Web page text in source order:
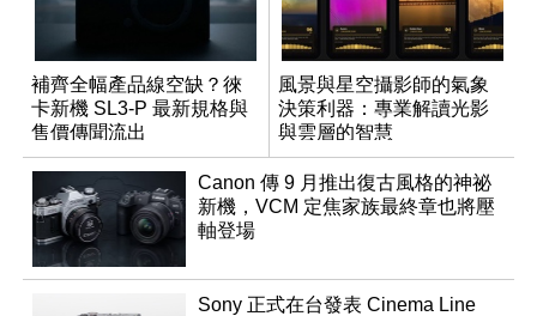
補齊全幅產品線空缺？徠
卡新機 SL3-P 最新規格與
售價傳聞流出
風景與星空攝影師的氣象
決策利器：專業解讀光影
與雲層的智慧
App「Atmos」登場
Canon 傳 9 月推出復古風格的神祕
新機，VCM 定焦家族最終章也將壓
軸登場
Sony 正式在台發表 Cinema Line